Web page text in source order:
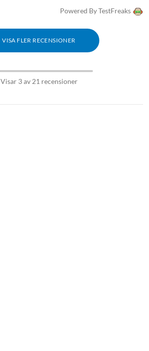
Powered By TestFreaks
VISA FLER RECENSIONER
Visar 3 av 21 recensioner